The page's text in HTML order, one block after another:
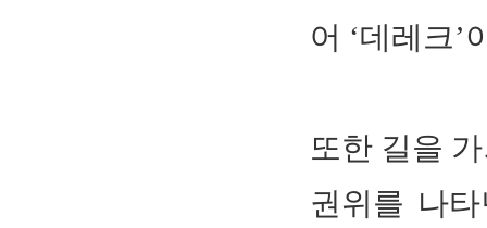
어 ‘데레크’
또한 길을
권위를 나